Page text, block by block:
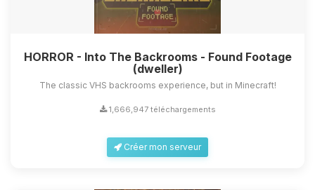
HORROR - Into The Backrooms - Found Footage
(dweller)
The classic VHS backrooms experience, but in Minecraft!
1,666,947 téléchargements
Créer mon serveur